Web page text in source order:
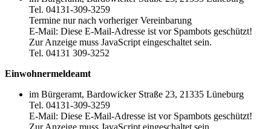
Tel. 04131-309-3259
Termine nur nach vorheriger Vereinbarung
E-Mail: Diese E-Mail-Adresse ist vor Spambots geschützt!
Zur Anzeige muss JavaScript eingeschaltet sein.
Tel. 04131 309-3252
Einwohnermeldeamt
im Bürgeramt, Bardowicker Straße 23, 21335 Lüneburg
Tel. 04131-309-3259
E-Mail: Diese E-Mail-Adresse ist vor Spambots geschützt!